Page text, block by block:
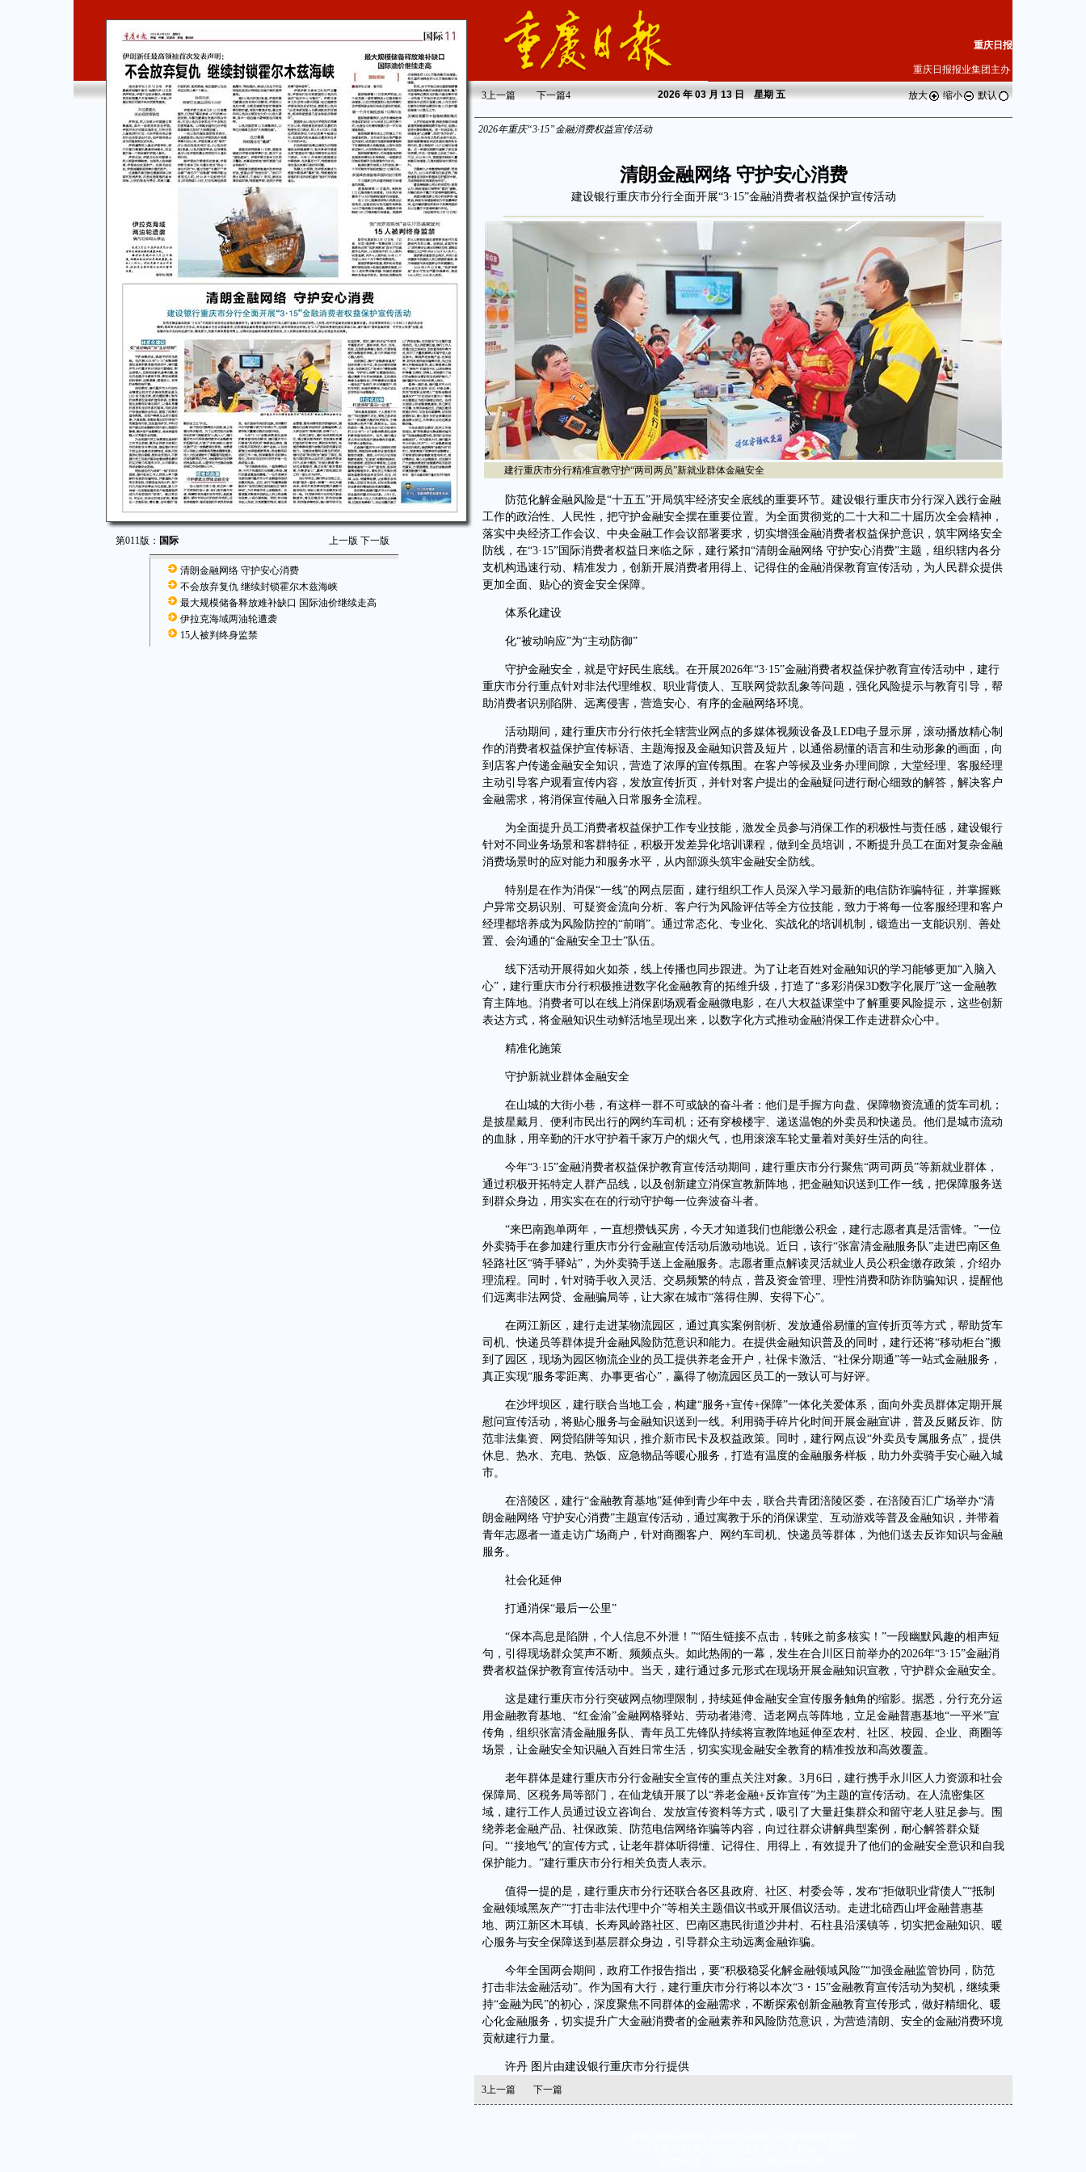
第011版： 国际 上一版 下一版
清朗金融网络 守护安心消费
不会放弃复仇 继续封锁霍尔木兹海峡
最大规模储备释放难补缺口 国际油价继续走高
伊拉克海域两油轮遭袭
15人被判终身监禁
重庆日报
重庆日报报业集团主办
3上一篇 下一篇4 2026年 03 月 13 日 星期五 放大 缩小 默认
2026年重庆“3·15”金融消费权益宣传活动
清朗金融网络 守护安心消费
建设银行重庆市分行全面开展“3·15”金融消费者权益保护宣传活动
建行重庆市分行精准宣教守护“两司两员”新就业群体金融安全
防范化解金融风险是“十五五”开局筑牢经济安全底线的重要环节。建设银行重庆市分行深入践行金融
工作的政治性、人民性，把守护金融安全摆在重要位置。为全面贯彻党的二十大和二十届历次全会精神，
落实中央经济工作会议、中央金融工作会议部署要求，切实增强金融消费者权益保护意识，筑牢网络安全
防线，在“3·15”国际消费者权益日来临之际，建行紧扣“清朗金融网络 守护安心消费”主题，组织辖内各分
支机构迅速行动、精准发力，创新开展消费者用得上、记得住的金融消保教育宣传活动，为人民群众提供
更加全面、贴心的资金安全保障。
体系化建设
化“被动响应”为“主动防御”
守护金融安全，就是守好民生底线。在开展2026年“3·15”金融消费者权益保护教育宣传活动中，建行
重庆市分行重点针对非法代理维权、职业背债人、互联网贷款乱象等问题，强化风险提示与教育引导，帮
助消费者识别陷阱、远离侵害，营造安心、有序的金融网络环境。
活动期间，建行重庆市分行依托全辖营业网点的多媒体视频设备及LED电子显示屏，滚动播放精心制
作的消费者权益保护宣传标语、主题海报及金融知识普及短片，以通俗易懂的语言和生动形象的画面，向
到店客户传递金融安全知识，营造了浓厚的宣传氛围。在客户等候及业务办理间隙，大堂经理、客服经理
主动引导客户观看宣传内容，发放宣传折页，并针对客户提出的金融疑问进行耐心细致的解答，解决客户
金融需求，将消保宣传融入日常服务全流程。
为全面提升员工消费者权益保护工作专业技能，激发全员参与消保工作的积极性与责任感，建设银行
针对不同业务场景和客群特征，积极开发差异化培训课程，做到全员培训，不断提升员工在面对复杂金融
消费场景时的应对能力和服务水平，从内部源头筑牢金融安全防线。
特别是在作为消保“一线”的网点层面，建行组织工作人员深入学习最新的电信防诈骗特征，并掌握账
户异常交易识别、可疑资金流向分析、客户行为风险评估等全方位技能，致力于将每一位客服经理和客户
经理都培养成为风险防控的“前哨”。通过常态化、专业化、实战化的培训机制，锻造出一支能识别、善处
置、会沟通的“金融安全卫士”队伍。
线下活动开展得如火如荼，线上传播也同步跟进。为了让老百姓对金融知识的学习能够更加“入脑入
心”，建行重庆市分行积极推进数字化金融教育的拓维升级，打造了“多彩消保3D数字化展厅”这一金融教
育主阵地。消费者可以在线上消保剧场观看金融微电影，在八大权益课堂中了解重要风险提示，这些创新
表达方式，将金融知识生动鲜活地呈现出来，以数字化方式推动金融消保工作走进群众心中。
精准化施策
守护新就业群体金融安全
在山城的大街小巷，有这样一群不可或缺的奋斗者：他们是手握方向盘、保障物资流通的货车司机；
是披星戴月、便利市民出行的网约车司机；还有穿梭楼宇、递送温饱的外卖员和快递员。他们是城市流动
的血脉，用辛勤的汗水守护着千家万户的烟火气，也用滚滚车轮丈量着对美好生活的向往。
今年“3·15”金融消费者权益保护教育宣传活动期间，建行重庆市分行聚焦“两司两员”等新就业群体，
通过积极开拓特定人群产品线，以及创新建立消保宣教新阵地，把金融知识送到工作一线，把保障服务送
到群众身边，用实实在在的行动守护每一位奔波奋斗者。
“来巴南跑单两年，一直想攒钱买房，今天才知道我们也能缴公积金，建行志愿者真是活雷锋。”一位
外卖骑手在参加建行重庆市分行金融宣传活动后激动地说。近日，该行“张富清金融服务队”走进巴南区鱼
轻路社区“骑手驿站”，为外卖骑手送上金融服务。志愿者重点解读灵活就业人员公积金缴存政策，介绍办
理流程。同时，针对骑手收入灵活、交易频繁的特点，普及资金管理、理性消费和防诈防骗知识，提醒他
们远离非法网贷、金融骗局等，让大家在城市“落得住脚、安得下心”。
在两江新区，建行走进某物流园区，通过真实案例剖析、发放通俗易懂的宣传折页等方式，帮助货车
司机、快递员等群体提升金融风险防范意识和能力。在提供金融知识普及的同时，建行还将“移动柜台”搬
到了园区，现场为园区物流企业的员工提供养老金开户，社保卡激活、“社保分期通”等一站式金融服务，
真正实现“服务零距离、办事更省心”，赢得了物流园区员工的一致认可与好评。
在沙坪坝区，建行联合当地工会，构建“服务+宣传+保障”一体化关爱体系，面向外卖员群体定期开展
慰问宣传活动，将贴心服务与金融知识送到一线。利用骑手碎片化时间开展金融宣讲，普及反赌反诈、防
范非法集资、网贷陷阱等知识，推介新市民卡及权益政策。同时，建行网点设“外卖员专属服务点”，提供
休息、热水、充电、热饭、应急物品等暖心服务，打造有温度的金融服务样板，助力外卖骑手安心融入城
市。
在涪陵区，建行“金融教育基地”延伸到青少年中去，联合共青团涪陵区委，在涪陵百汇广场举办“清
朗金融网络 守护安心消费”主题宣传活动，通过寓教于乐的消保课堂、互动游戏等普及金融知识，并带着
青年志愿者一道走访广场商户，针对商圈客户、网约车司机、快递员等群体，为他们送去反诈知识与金融
服务。
社会化延伸
打通消保“最后一公里”
“保本高息是陷阱，个人信息不外泄！”“陌生链接不点击，转账之前多核实！”一段幽默风趣的相声短
句，引得现场群众笑声不断、频频点头。如此热闹的一幕，发生在合川区日前举办的2026年“3·15”金融消
费者权益保护教育宣传活动中。当天，建行通过多元形式在现场开展金融知识宣教，守护群众金融安全。
这是建行重庆市分行突破网点物理限制，持续延伸金融安全宣传服务触角的缩影。据悉，分行充分运
用金融教育基地、“红金渝”金融网格驿站、劳动者港湾、适老网点等阵地，立足金融普惠基地“一平米”宣
传角，组织张富清金融服务队、青年员工先锋队持续将宣教阵地延伸至农村、社区、校园、企业、商圈等
场景，让金融安全知识融入百姓日常生活，切实实现金融安全教育的精准投放和高效覆盖。
老年群体是建行重庆市分行金融安全宣传的重点关注对象。3月6日，建行携手永川区人力资源和社会
保障局、区税务局等部门，在仙龙镇开展了以“养老金融+反诈宣传”为主题的宣传活动。在人流密集区
域，建行工作人员通过设立咨询台、发放宣传资料等方式，吸引了大量赶集群众和留守老人驻足参与。围
绕养老金融产品、社保政策、防范电信网络诈骗等内容，向过往群众讲解典型案例，耐心解答群众疑
问。“‘接地气’的宣传方式，让老年群体听得懂、记得住、用得上，有效提升了他们的金融安全意识和自我
保护能力。”建行重庆市分行相关负责人表示。
值得一提的是，建行重庆市分行还联合各区县政府、社区、村委会等，发布“拒做职业背债人”“抵制
金融领域黑灰产”“打击非法代理中介”等相关主题倡议书或开展倡议活动。走进北碚西山坪金融普惠基
地、两江新区木耳镇、长寿凤岭路社区、巴南区惠民街道沙井村、石柱县沿溪镇等，切实把金融知识、暖
心服务与安全保障送到基层群众身边，引导群众主动远离金融诈骗。
今年全国两会期间，政府工作报告指出，要“积极稳妥化解金融领域风险”“加强金融监管协同，防范
打击非法金融活动”。作为国有大行，建行重庆市分行将以本次“3・15”金融教育宣传活动为契机，继续秉
持“金融为民”的初心，深度聚焦不同群体的金融需求，不断探索创新金融教育宣传形式，做好精细化、暖
心化金融服务，切实提升广大金融消费者的金融素养和风险防范意识，为营造清朗、安全的金融消费环境
贡献建行力量。
许丹 图片由建设银行重庆市分行提供
3上一篇 下一篇